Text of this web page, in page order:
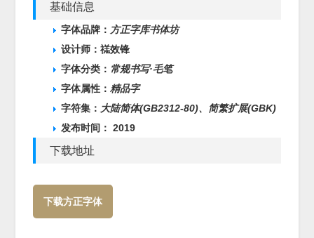
基础信息
字体品牌： 方正字库书体坊
设计师：禚效锋
字体分类： 常规书写·毛笔
字体属性：精品字
字符集： 大陆简体(GB2312-80)、
简繁扩展(GBK)
发布时间： 2019
下载地址
下载方正字体